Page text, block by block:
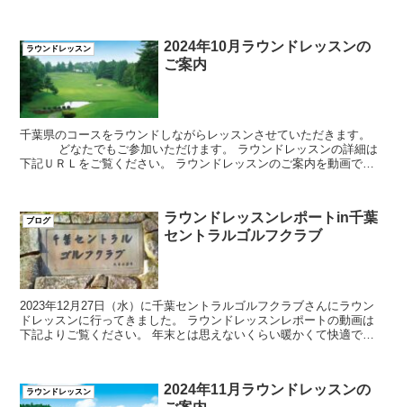
ラウンドレッスン
2024年10月ラウンドレッスンの
ご案内
千葉県のコースをラウンドしながらレッスンさせていただきます。
どなたでもご参加いただけます。 ラウンドレッスンの詳細は
下記ＵＲＬをご覧ください。 ラウンドレッスンのご案内を動画でし
ブログ
ラウンドレッスンレポートin千葉
セントラルゴルフクラブ
2023年12月27日（水）に千葉セントラルゴルフクラブさんにラウン
ドレッスンに行ってきました。 ラウンドレッスンレポートの動画は
下記よりご覧ください。 年末とは思えないくらい暖かくて快適でし
ラウンドレッスン
2024年11月ラウンドレッスンの